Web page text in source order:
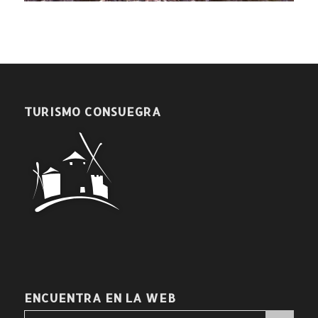
TURISMO CONSUEGRA
ENCUENTRA EN LA WEB